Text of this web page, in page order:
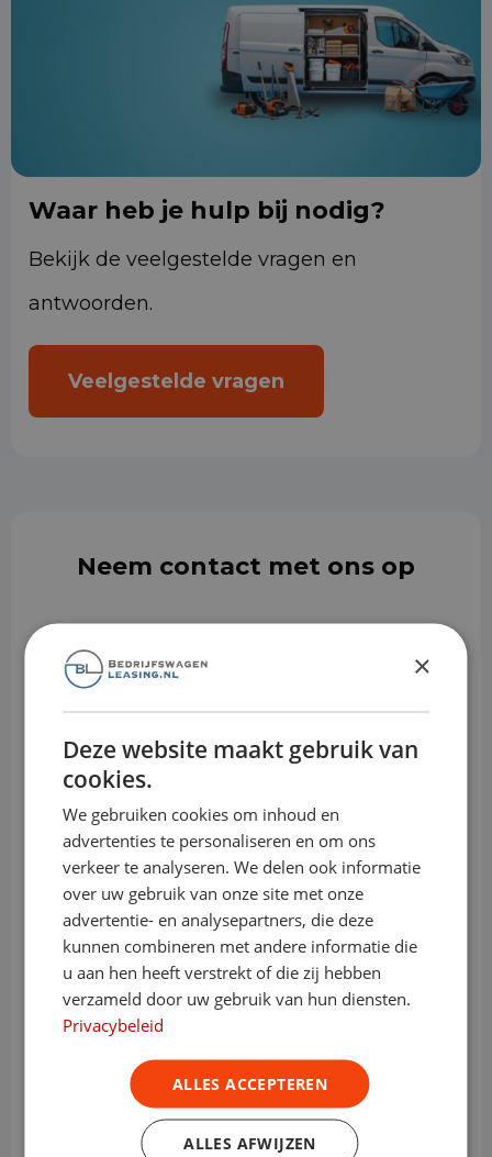
Waar heb je hulp bij nodig?
Bekijk de veelgestelde vragen en
antwoorden.
Veelgestelde vragen
Neem contact met ons op
Voornaam
E-mailadres
Telefoonnummer
Stel
ons
je
vraag
×
Deze website maakt gebruik van
cookies.
We gebruiken cookies om inhoud en
advertenties te personaliseren en om ons
verkeer te analyseren. We delen ook informatie
over uw gebruik van onze site met onze
advertentie- en analysepartners, die deze
kunnen combineren met andere informatie die
u aan hen heeft verstrekt of die zij hebben
verzameld door uw gebruik van hun diensten.
Privacybeleid
ALLES ACCEPTEREN
ALLES AFWIJZEN